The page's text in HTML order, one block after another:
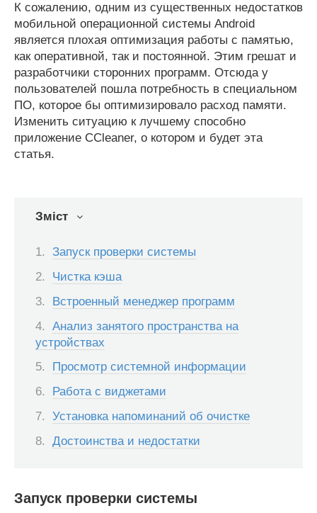
К сожалению, одним из существенных недостатков
мобильной операционной системы Android
является плохая оптимизация работы с памятью,
как оперативной, так и постоянной. Этим грешат и
разработчики сторонних программ. Отсюда у
пользователей пошла потребность в специальном
ПО, которое бы оптимизировало расход памяти.
Изменить ситуацию к лучшему способно
приложение CCleaner, о котором и будет эта
статья.
Зміст
Запуск проверки системы
Чистка кэша
Встроенный менеджер программ
Анализ занятого пространства на
устройствах
Просмотр системной информации
Работа с виджетами
Установка напоминаний об очистке
Достоинства и недостатки
Запуск проверки системы